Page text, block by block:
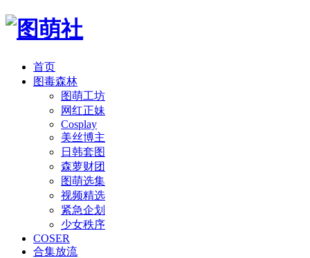
首页
图毒森林
图萌工坊
网红正妹
Cosplay
美丝博主
日韩套图
森萝财团
图萌选集
视频精选
紧急企划
少女秩序
COSER
合集放流